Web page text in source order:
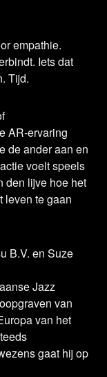
empathie.
Iets dat
Tijd.
AR-ervaring
de ander aan en
voelt speels
den lijve hoe het
leven te gaan
B.V. en Suze
Jazz
van
van het
gaat hij op